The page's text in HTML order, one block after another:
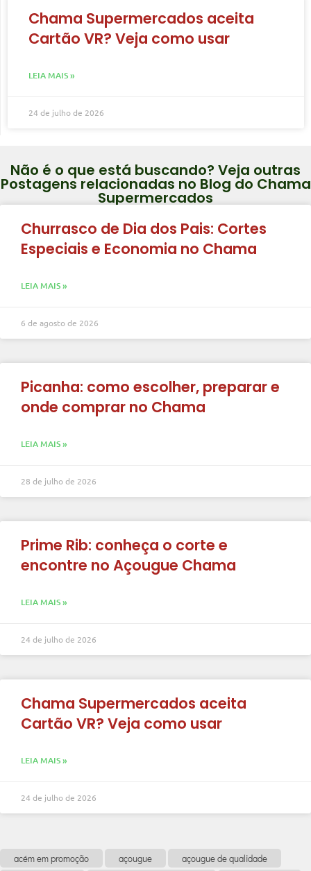
Chama Supermercados aceita
Cartão VR? Veja como usar
LEIA MAIS »
24 de julho de 2026
Não é o que está buscando? Veja outras
Postagens relacionadas no Blog do Chama
Supermercados
Churrasco de Dia dos Pais: Cortes
Especiais e Economia no Chama
LEIA MAIS »
6 de agosto de 2026
Picanha: como escolher, preparar e
onde comprar no Chama
LEIA MAIS »
28 de julho de 2026
Prime Rib: conheça o corte e
encontre no Açougue Chama
LEIA MAIS »
24 de julho de 2026
Chama Supermercados aceita
Cartão VR? Veja como usar
LEIA MAIS »
24 de julho de 2026
acém em promoção açougue
açougue de qualidade